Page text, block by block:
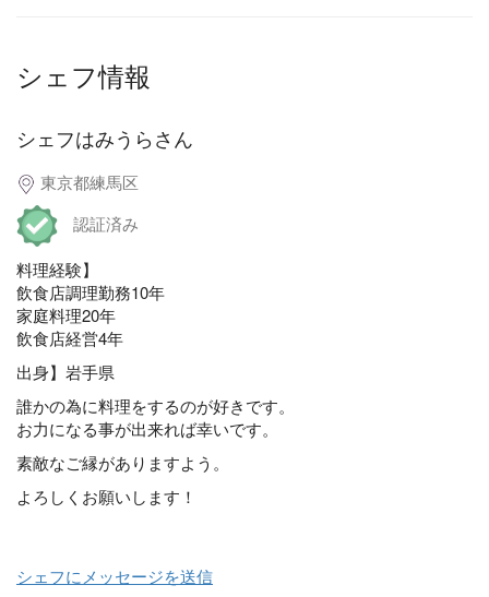
シェフ情報
シェフはみうらさん
東京都練馬区
認証済み
料理経験】
飲食店調理勤務10年
家庭料理20年
飲食店経営4年
出身】岩手県
誰かの為に料理をするのが好きです。
お力になる事が出来れば幸いです。
素敵なご縁がありますよう。
よろしくお願いします！
シェフにメッセージを送信